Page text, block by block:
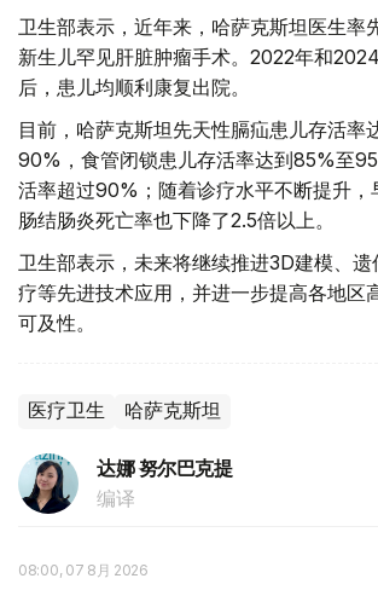
卫生部表示，近年来，哈萨克斯坦医生率
新生儿罕见肝脏肿瘤手术。2022年和
后，患儿均顺利康复出院。
目前，哈萨克斯坦先天性膈疝患儿存活率
90%，食管闭锁患儿存活率达到85%至
活率超过90%；随着诊疗水平不断提升，
肠结肠炎死亡率也下降了2.5倍以上。
卫生部表示，未来将继续推进3D建模、
疗等先进技术应用，并进一步提高各地区
可及性。
医疗卫生 哈萨克斯坦
达娜 努尔巴克提
编译
08:00, 07 8月 2026